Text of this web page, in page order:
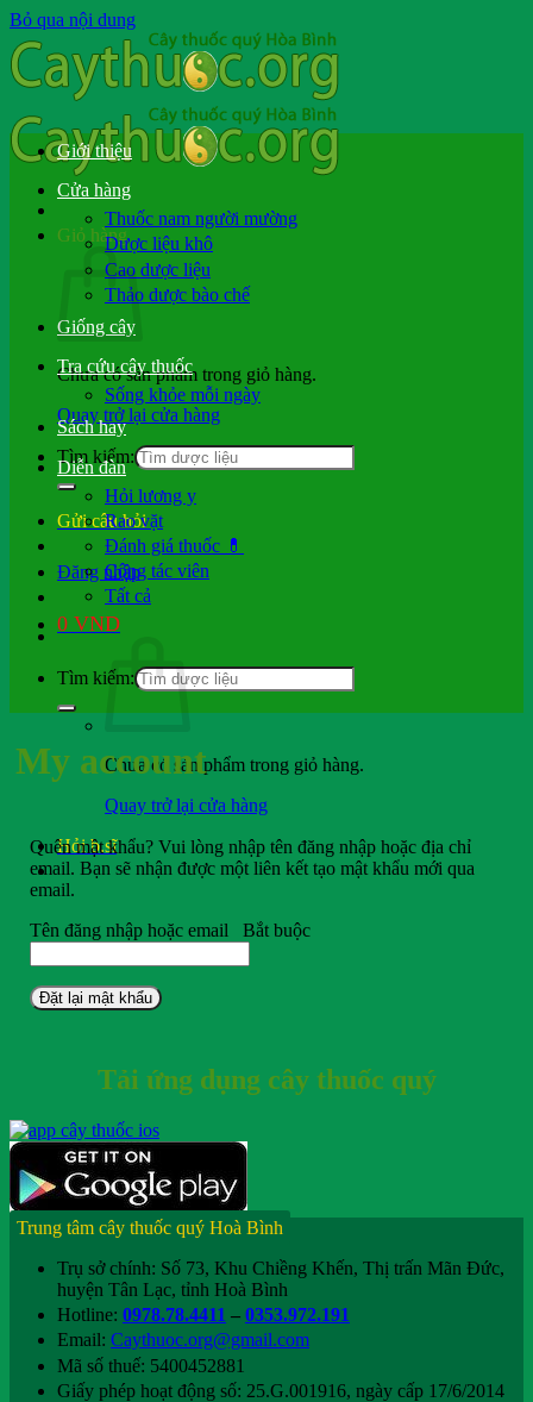
Bỏ qua nội dung
Giỏ hàng
Chưa có sản phẩm trong giỏ hàng.
Quay trở lại cửa hàng
Tìm kiếm:
Gửi câu hỏi
Đăng nhập
0 VND
Chưa có sản phẩm trong giỏ hàng.
Quay trở lại cửa hàng
Hỏi b.sĩ
Giới thiệu
Cửa hàng
Thuốc nam người mường
Dược liệu khô
Cao dược liệu
Thảo dược bào chế
Giống cây
Tra cứu cây thuốc
Sống khỏe mỗi ngày
Sách hay
Diễn đàn
Hỏi lương y
Rao vặt
Đánh giá thuốc 💊
Cộng tác viên
Tất cả
Tìm kiếm:
My account
Quên mật khẩu? Vui lòng nhập tên đăng nhập hoặc địa chỉ
email. Bạn sẽ nhận được một liên kết tạo mật khẩu mới qua
email.
Tên đăng nhập hoặc email
Bắt buộc
Đặt lại mật khẩu
Tải ứng dụng cây thuốc quý
Trung tâm cây thuốc quý Hoà Bình
Trụ sở chính: Số 73, Khu Chiềng Khến, Thị trấn Mãn Đức,
huyện Tân Lạc, tỉnh Hoà Bình
Hotline: 0978.78.4411 – 0353.972.191
Email: Caythuoc.org@gmail.com
Mã số thuế: 5400452881
Giấy phép hoạt động số: 25.G.001916, ngày cấp 17/6/2014